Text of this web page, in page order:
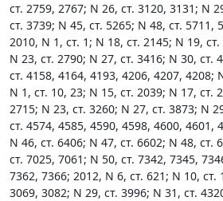
ст. 2759, 2767; N 26, ст. 3120, 3131; N
ст. 3739; N 45, ст. 5265; N 48, ст. 5711,
2010, N 1, ст. 1; N 18, ст. 2145; N 19,
N 23, ст. 2790; N 27, ст. 3416; N 30, ст.
ст. 4158, 4164, 4193, 4206, 4207, 4208;
N 1, ст. 10, 23; N 15, ст. 2039; N 17, ст.
2715; N 23, ст. 3260; N 27, ст. 3873; N
ст. 4574, 4585, 4590, 4598, 4600, 4601,
N 46, ст. 6406; N 47, ст. 6602; N 48, ст.
ст. 7025, 7061; N 50, ст. 7342, 7345,
7362, 7366; 2012, N 6, ст. 621; N 10, ст.
3069, 3082; N 29, ст. 3996; N 31, ст.